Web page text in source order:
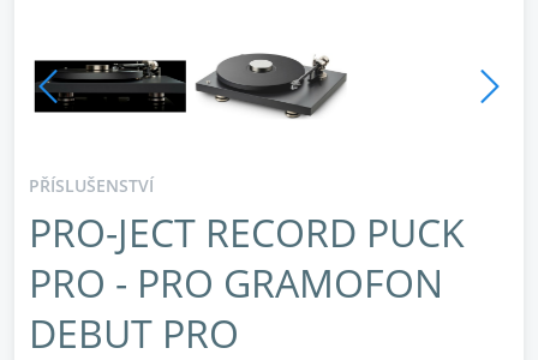
PŘÍSLUŠENSTVÍ
PRO-JECT RECORD PUCK
PRO - PRO GRAMOFON
DEBUT PRO